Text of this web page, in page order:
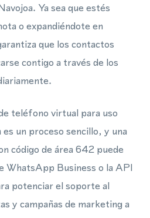
Ya sea que estés
o expandiéndote en
que los contactos
contigo a través de los
teléfono virtual para uso
un proceso sencillo, y una
código de área 642 puede
WhatsApp Business o la API
potenciar el soporte al
y campañas de marketing a